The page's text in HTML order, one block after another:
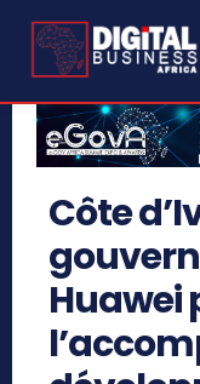
Côte
Huawei